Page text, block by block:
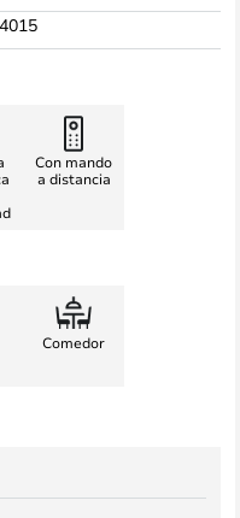
Con mando
a distancia
Comedor